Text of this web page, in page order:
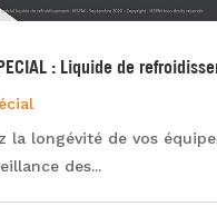
: Liquide de
la longévité de vos
des...